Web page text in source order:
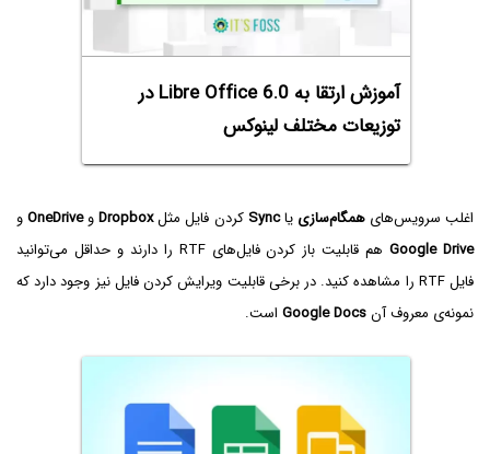
آموزش ارتقا به Libre Office 6.0 در
توزیعات مختلف لینوکس
اغلب سرویس‌هایهمگام‌سازی یاSync کردن فایل مثلDropboxوOneDriveو
Google Drive
هم قابلیت باز کردن فایل‌های RTF را دارند و حداقل می‌توانید
فایل RTF‌ را مشاهده کنید. در برخی قابلیت ویرایش کردن فایل نیز وجود دارد که
نمونه‌ی معروف آنGoogle Docs است.